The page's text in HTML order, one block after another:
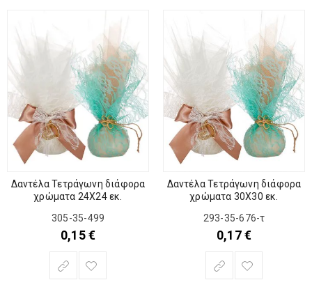
Δαντέλα Τετράγωνη διάφορα
χρώματα 24Χ24 εκ.
305-35-499
0,15€
Δαντέλα Τετράγωνη διάφορα
χρώματα 30Χ30 εκ.
293-35-676-τ
0,17€